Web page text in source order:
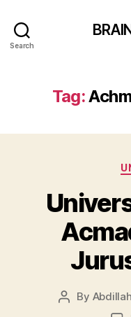
Search
Tag:
Post
By Abdillah